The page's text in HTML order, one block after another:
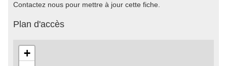
Contactez nous pour mettre à jour cette fiche.
Plan d'accès
+